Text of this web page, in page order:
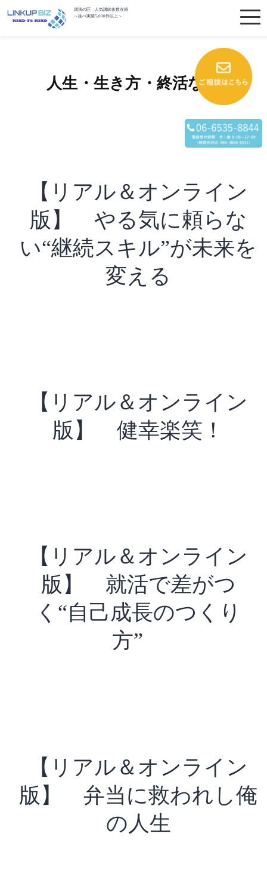
講演の匠 人気講師多数在籍
～延べ実績5,000件以上～
人生・生き方・終活など
【リアル＆オンライン
版】 やる気に頼らな
い“継続スキル”が未来を
変える
【リアル＆オンライン
版】 健幸楽笑！
【リアル＆オンライン
版】 就活で差がつ
く“自己成長のつくり
方”
【リアル＆オンライン
版】 弁当に救われし俺
の人生